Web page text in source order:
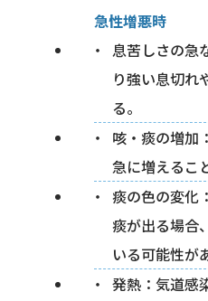
急性増悪時
息苦しさの急
り強い息切れ
る。
咳・痰の増加
急に増えるこ
痰の色の変化
痰が出る場合
いる可能性が
発熱：気道感